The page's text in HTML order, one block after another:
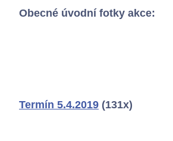
Chci se připojit
Obecné úvodní fotky akce:
Termín 5.4.2019 (131x)